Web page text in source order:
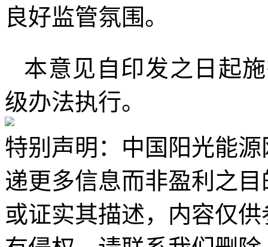
良好监管氛围。
本意见自印发之日起
级办法执行。
特别声明：中国阳光能
递更多信息而非盈利之
或证实其描述，内容仅